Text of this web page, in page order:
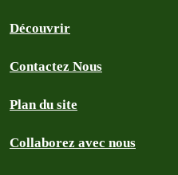
Découvrir
Contactez Nous
Plan du site
Collaborez avec nous